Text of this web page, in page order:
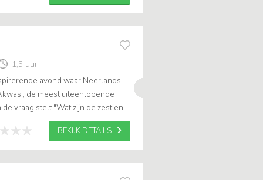
1,5 uur
avond waar Neerlands
de meest uiteenlopende
vraag stelt "Wat zijn de zestien
BEKIJK DETAILS